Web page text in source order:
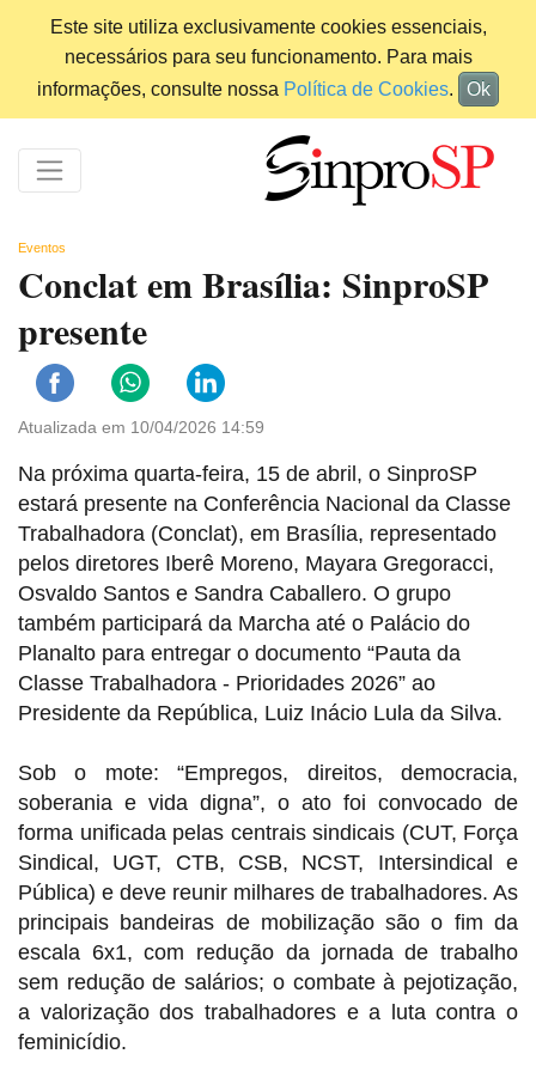
Este site utiliza exclusivamente cookies essenciais,
necessários para seu funcionamento. Para mais
informações, consulte nossa Política de Cookies. Ok
Eventos
Conclat em Brasília: SinproSP
presente
Atualizada em 10/04/2026 14:59
Na próxima quarta-feira, 15 de abril, o SinproSP
estará presente na Conferência Nacional da Classe
Trabalhadora (Conclat), em Brasília, representado
pelos diretores Iberê Moreno, Mayara Gregoracci,
Osvaldo Santos e Sandra Caballero. O grupo
também participará da Marcha até o Palácio do
Planalto para entregar o documento “Pauta da
Classe Trabalhadora - Prioridades 2026” ao
Presidente da República, Luiz Inácio Lula da Silva.
Sob o mote:“Empregos, direitos, democracia,
soberania e vida digna”, o ato foi convocado de
forma unificada pelas centrais sindicais (CUT, Força
Sindical, UGT, CTB, CSB, NCST, Intersindical e
Pública) e deve reunir milhares de trabalhadores. As
principais bandeiras de mobilização são o fim da
escala 6x1, com redução da jornada de trabalho
sem redução de salários; o combate à pejotização,
a valorização dos trabalhadores e a luta contra o
feminicídio.